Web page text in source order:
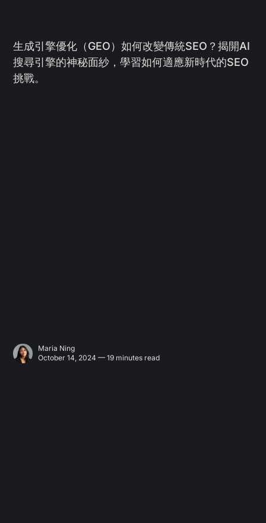
生成引擎優化（GEO）如何改變傳統SEO？揭開AI
搜尋引擎的神秘面紗，學習如何適應新時代的SEO
挑戰。
Maria Ning
October 14, 2024 — 19 minutes read